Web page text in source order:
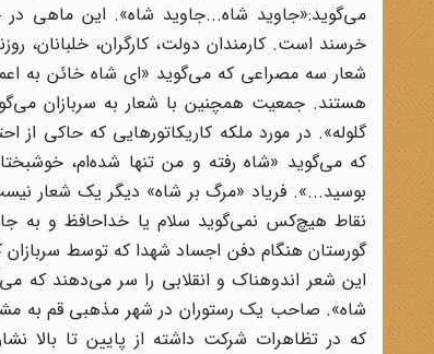
می‌گوید:«جاوید شاه...جاوید شاه». این ماهی
خرسند است. کارمندان دولت، کارگران، خلبانان،
شعار سه مصراعی که می‌گوید «ای شاه خائن به
هستند. جمعیت همچنین با شعار به سربازان
گلوله». در مورد ملکه کاریکاتورهایی که حاکی
که می‌گوید «شاه رفته و من تنها شده‌ام،
بوسید...». فریاد «مرگ بر شاه» دیگر یک شعار
نقاط هیچ‌کس نمی‌گوید سلام یا خداحافظ و به
گورستان هنگام دفن اجساد شهدا که توسط
این شعر اندوهناک و انقلابی را سر می‌دهند که
شاه». صاحب یک رستوران در شهر مذهبی قم به
که در تظاهرات شرکت داشته از پایین تا بالا